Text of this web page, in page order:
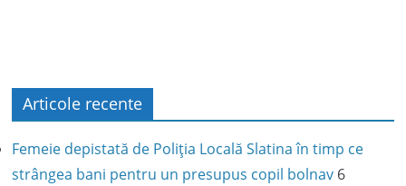
Articole recente
Femeie depistată de Poliția Locală Slatina în timp ce
strângea bani pentru un presupus copil bolnav 6